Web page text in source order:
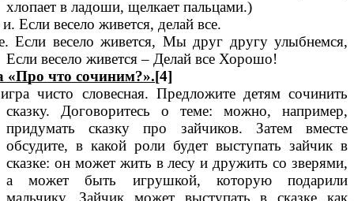
хлопает в ладоши, щелкает пальцами.)
Если весело живется, делай все.
Если весело живется, Мы друг другу улыбнемся,
Если весело живется – Делай все Хорошо!
«Про что сочиним?».[4]
чисто словесная. Предложите детям сочинить
сказку. Договоритесь о теме: можно, например,
придумать сказку про зайчиков. Затем вместе
обсудите, в какой роли будет выступать зайчик в
сказке: он может жить в лесу и дружить со зверями,
а может быть игрушкой, которую подарили